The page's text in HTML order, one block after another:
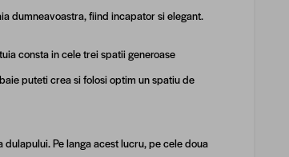
dumneavoastra, fiind incapator si elegant.
consta in cele trei spatii generoase
puteti crea si folosi optim un spatiu de
Pe langa acest lucru, pe cele doua